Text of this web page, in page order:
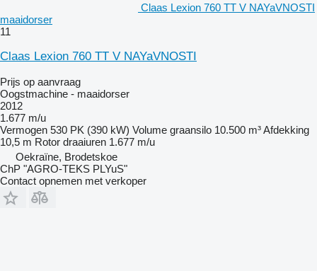
Claas Lexion 760 TT V NAYaVNOSTI
maaidorser
11
Claas Lexion 760 TT V NAYaVNOSTI
Prijs op aanvraag
Oogstmachine - maaidorser
2012
1.677 m/u
Vermogen 530 PK (390 kW) Volume graansilo 10.500 m³Afdekking
10,5 m Rotor draaiuren 1.677 m/u
Oekraïne, Brodetskoe
ChP "AGRO-TEKS PLYuS"
Contact opnemen met verkoper